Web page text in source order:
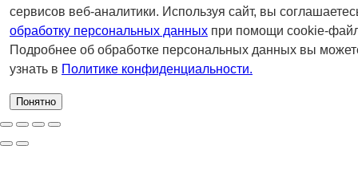
сервисов веб-аналитики. Используя сайт, вы
обработку персональных данных при помощи cookie-
Подробнее об обработке персональных данных вы
узнать в Политике конфиденциальности.
Понятно